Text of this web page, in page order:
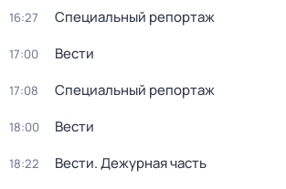
16:27 Специальный репортаж
17:00 Вести
17:08 Специальный репортаж
18:00 Вести
18:22 Вести. Дежурная часть